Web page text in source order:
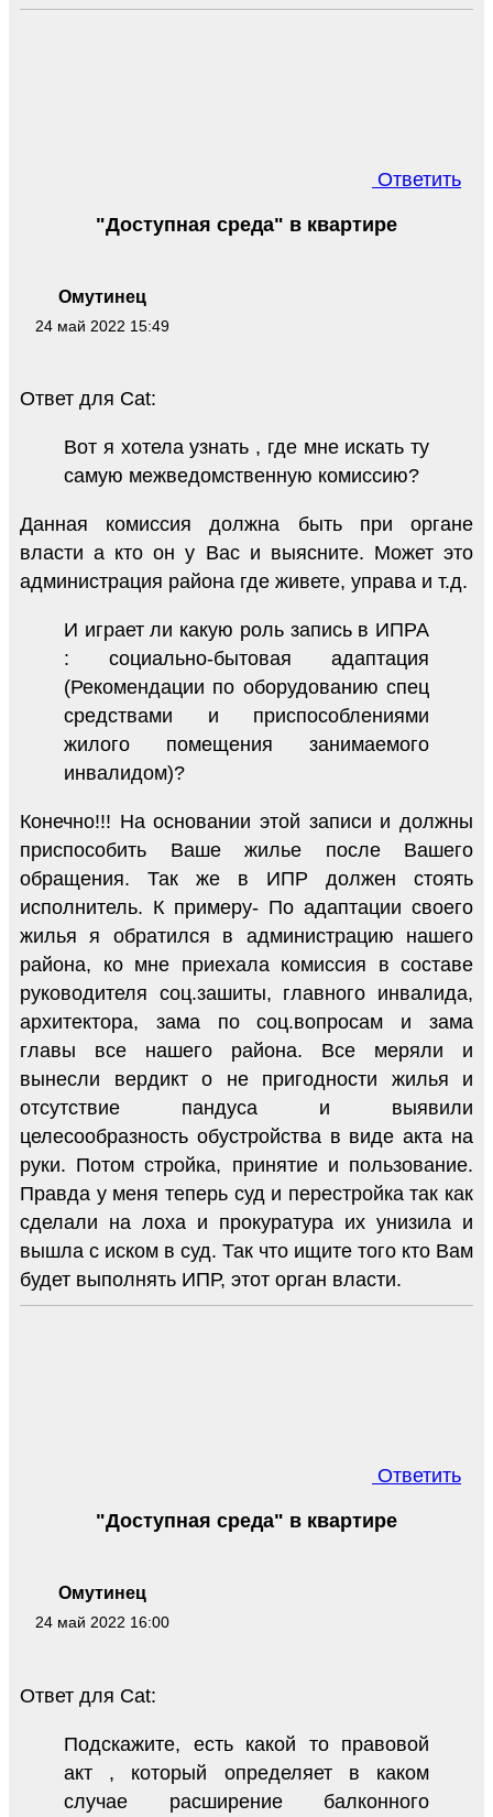
Ответить
Омутинец
24 май 2022 15:49
"Доступная среда" в квартире
Ответ для Cat:
Вот я хотела узнать , где мне искать ту
самую межведомственную комиссию?
Данная комиссия должна быть при органе
власти а кто он у Вас и выясните. Может это
администрация района где живете, управа и т.д.
И играет ли какую роль запись в ИПРА
: социально-бытовая адаптация
(Рекомендации по оборудованию спец
средствами и приспособлениями
жилого помещения занимаемого
инвалидом)?
Конечно!!! На основании этой записи и должны
приспособить Ваше жилье после Вашего
обращения. Так же в ИПР должен стоять
исполнитель. К примеру- По адаптации своего
жилья я обратился в администрацию нашего
района, ко мне приехала комиссия в составе
руководителя соц.зашиты, главного инвалида,
архитектора, зама по соц.вопросам и зама
главы все нашего района. Все меряли и
вынесли вердикт о не пригодности жилья и
отсутствие пандуса и выявили
целесообразность обустройства в виде акта на
руки. Потом стройка, принятие и пользование.
Правда у меня теперь суд и перестройка так как
сделали на лоха и прокуратура их унизила и
вышла с иском в суд. Так что ищите того кто Вам
будет выполнять ИПР, этот орган власти.
Ответить
Омутинец
24 май 2022 16:00
"Доступная среда" в квартире
Ответ для Cat:
Подскажите, есть какой то правовой
акт , который определяет в каком
случае расширение балконного